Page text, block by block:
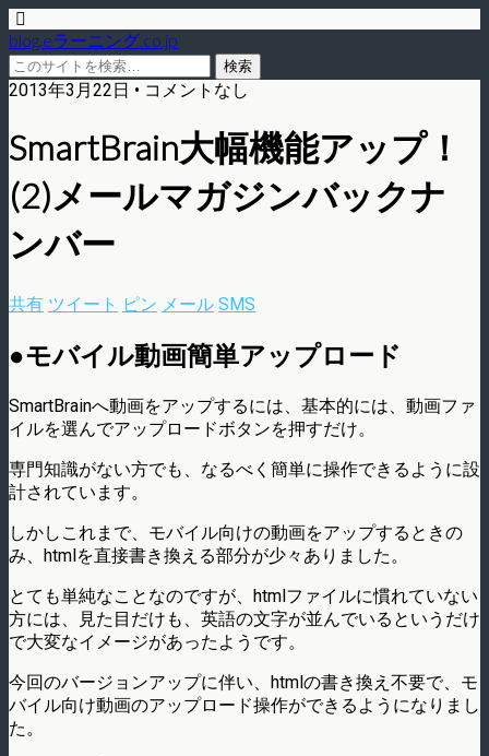
blog.eラーニング.co.jp
2013年3月22日 • コメントなし
SmartBrain大幅機能アップ！
(2)メールマガジンバックナ
ンバー
共有 ツイート ピン メール SMS
●モバイル動画簡単アップロード
SmartBrainへ動画をアップするには、基本的には、動画ファ
イルを選んでアップロードボタンを押すだけ。
専門知識がない方でも、なるべく簡単に操作できるように設
計されています。
しかしこれまで、モバイル向けの動画をアップするときの
み、htmlを直接書き換える部分が少々ありました。
とても単純なことなのですが、htmlファイルに慣れていない
方には、見た目だけも、英語の文字が並んでいるというだけ
で大変なイメージがあったようです。
今回のバージョンアップに伴い、htmlの書き換え不要で、モ
バイル向け動画のアップロード操作ができるようになりまし
た。